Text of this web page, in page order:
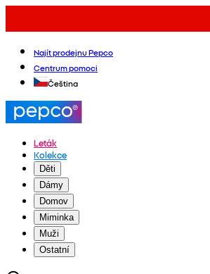
Najít prodejnu Pepco
Centrum pomoci
Čeština
Leták
Kolekce
Děti
Dámy
Domov
Miminka
Muži
Ostatní